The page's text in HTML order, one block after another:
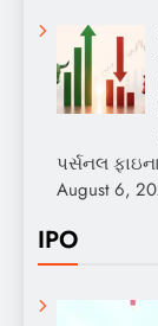
પર્સનલ
August 6,
IPO